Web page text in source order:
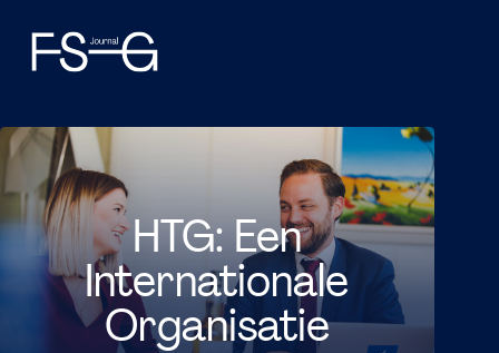
HTG: Een
Internationale
Organisatie